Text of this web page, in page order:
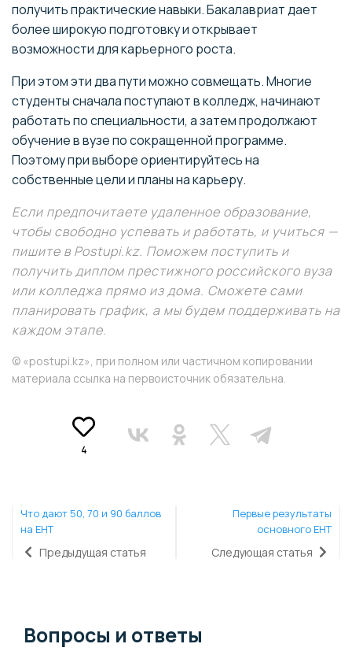
получить практические навыки. Бакалавриат дает
более широкую подготовку и открывает
возможности для карьерного роста.
При этом эти два пути можно совмещать. Многие
студенты сначала поступают в колледж, начинают
работать по специальности, а затем продолжают
обучение в вузе по сокращенной программе.
Поэтому при выборе ориентируйтесь на
собственные цели и планы на карьеру.
Если предпочитаете удаленное образование,
чтобы свободно успевать и работать, и учиться —
пишите в Postupi.kz. Поможем поступить и
получить диплом престижного российского вуза
или колледжа прямо из дома. Сможете сами
планировать график, а мы будем поддерживать на
каждом этапе.
© «postupi.kz», при полном или частичном копировании
материала ссылка на первоисточник обязательна.
4
Что дают 50, 70 и 90 баллов
на ЕНТ
Предыдущая статья
Первые результаты
основного ЕНТ
Следующая статья
Вопросы и ответы